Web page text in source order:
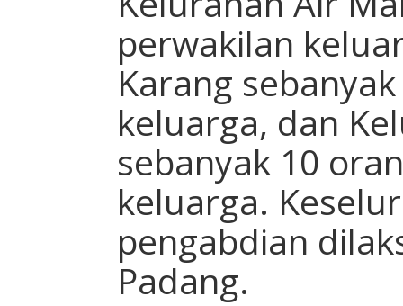
perwakilan
Karang
keluarga, dan
sebanyak 10
keluarga.
pengabdian
Padang.